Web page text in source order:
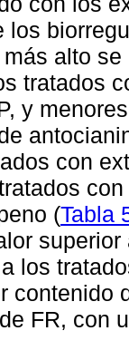
los
alto
tratados
y
con
(Tabla
los
contenido
FR, con